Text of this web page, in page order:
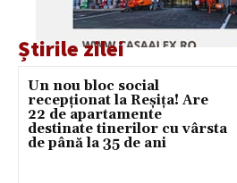
Știrile zilei
Un nou bloc social
recepționat la Reșița! Are
22 de apartamente
destinate tinerilor cu vârsta
de până la 35 de ani